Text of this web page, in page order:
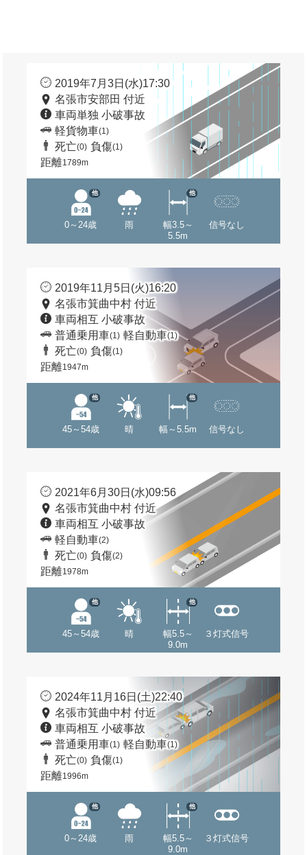
2019年7月3日(水)17:30
名張市安部田 付近
車両単独 小破事故
軽貨物車(1)
死亡(0) 負傷(1)
距離1789m
0～24歳
他
雨
幅3.5～
5.5m
他
信号なし
2019年11月5日(火)16:20
名張市箕曲中村 付近
車両相互 小破事故
普通乗用車(1) 軽自動車(1)
死亡(0) 負傷(1)
距離1947m
45～54歳
他
晴 幅～5.5m
他
信号なし
2021年6月30日(水)09:56
名張市箕曲中村 付近
車両相互 小破事故
軽自動車(2)
死亡(0) 負傷(2)
距離1978m
45～54歳
他
晴
幅5.5～
9.0m
他
３灯式信号
2024年11月16日(土)22:40
名張市箕曲中村 付近
車両相互 小破事故
普通乗用車(1) 軽自動車(1)
死亡(0) 負傷(1)
距離1996m
0～24歳
他
雨
幅5.5～
9.0m
他
３灯式信号